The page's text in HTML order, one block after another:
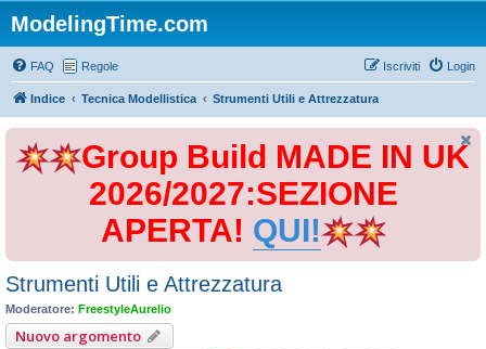
ModelingTime.com
FAQ Regole Login
Iscriviti
Indice Tecnica Modellistica Strumenti Utili e Attrezzatura
Group Build MADE IN UK
2026/2027:SEZIONE
APERTA! QUI!
Strumenti Utili e Attrezzatura
Moderatore: FreestyleAurelio
Nuovo argomento